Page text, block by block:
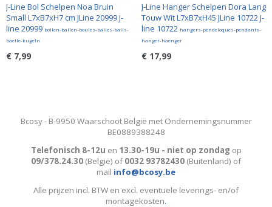
J-Line Bol Schelpen Noa Bruin
Small L7xB7xH7 cm JLine 20999 J-
line 20999 bollen-ballen-boules-balles-balls-
baelle-kugeln
€ 7,99
J-Line Hanger Schelpen Dora Lang
Touw Wit L7xB7xH45 JLine 10722 J-
line 10722 hangers-pendeloques-pendants-
hanger-haenger
€ 17,99
Bcosy - B-9950 Waarschoot België met Ondernemingsnummer
BE0889388248
Telefonisch 8-12u en 13.30-19u - niet op zondag op
09/378.24.30 (België) of0032 93782430 (Buitenland) of
mail info@bcosy.be
Alle prijzen incl. BTW en excl. eventuele leverings- en/of
montagekosten.